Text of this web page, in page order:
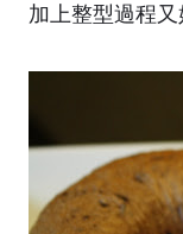
加上整型過程